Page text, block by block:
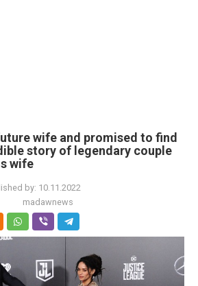
wife and promised to find
story of legendary couple
wife
by: 10.11.2022
madawnews